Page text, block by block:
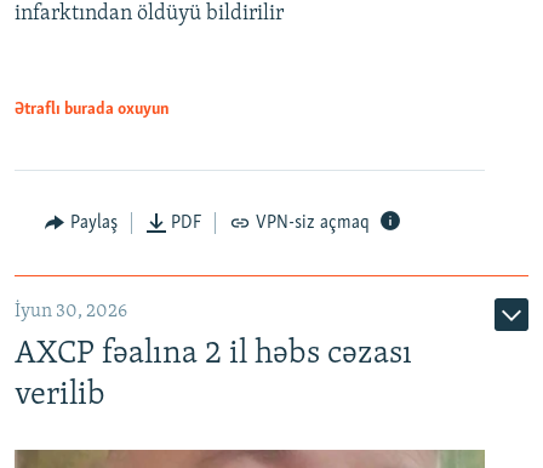
infarktından öldüyü bildirilir
Ətraflı burada oxuyun
Paylaş PDF VPN-siz açmaq
İyun 30, 2026
AXCP fəalına 2 il həbs cəzası
verilib